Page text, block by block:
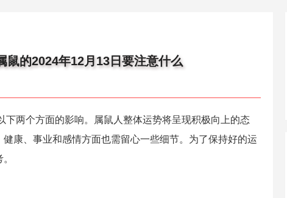
鼠的2024年12月13日要注意什么
下两个方面的影响。属鼠人整体运势将呈现积极向上的态
康、事业和感情方面也需留心一些细节。为了保持好的运